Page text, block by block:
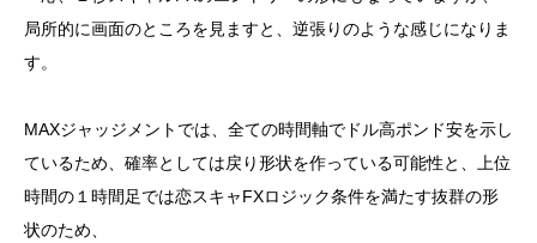
局所的に画面のところを見ますと、逆張りのような感じになりま
す。
MAXジャッジメントでは、全ての時間軸でドル高ポンド安を示し
ているため、確率としては戻り形状を作っている可能性と、上位
時間の１時間足では恋スキャFXロジック条件を満たす抜群の形
状のため、